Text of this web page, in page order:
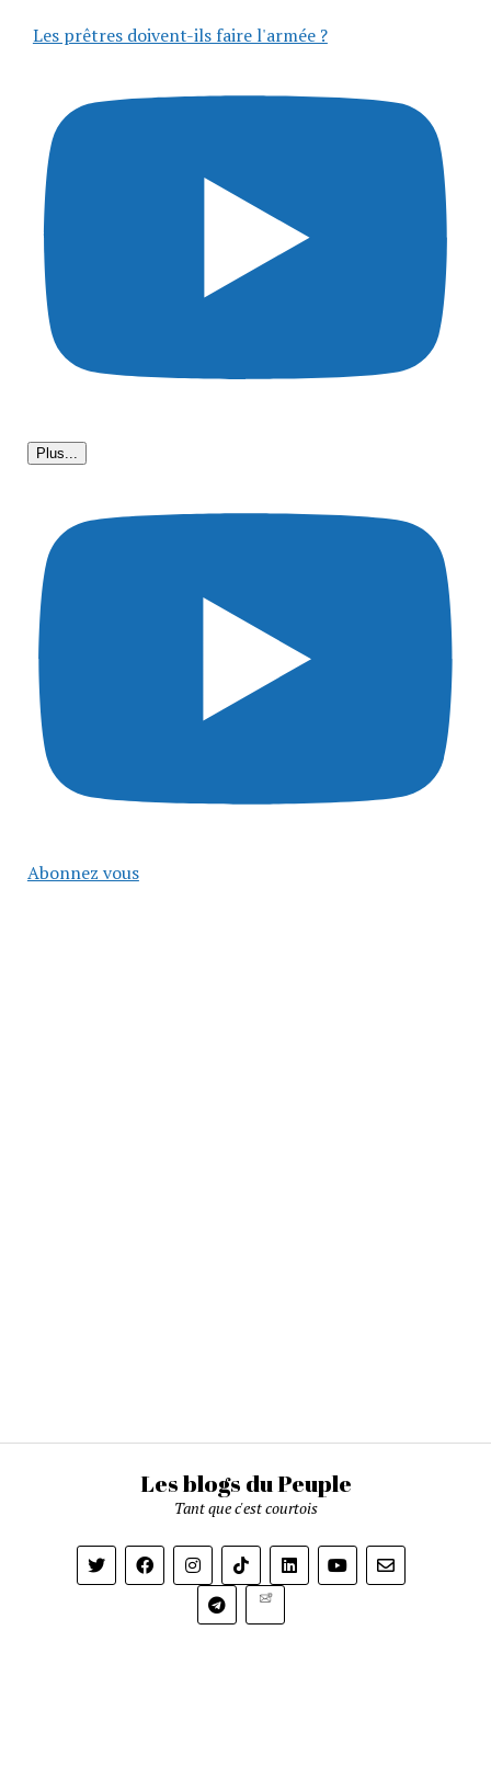
Les prêtres doivent-ils faire l'armée ?
Plus...
Abonnez vous
Les blogs du Peuple
Tant que c'est courtois